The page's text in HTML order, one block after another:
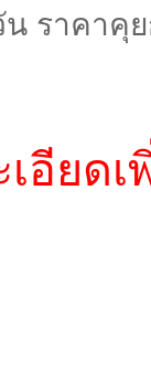
ราคาคุ
เอียด